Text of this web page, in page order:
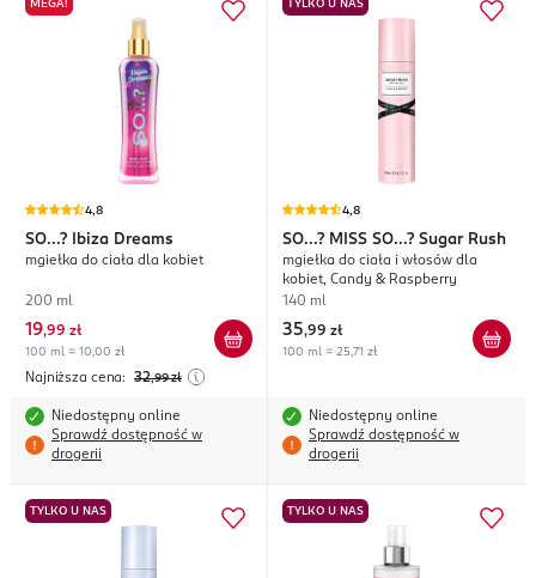
MEGA!
4,8
SO...? Ibiza Dreams
mgiełka do ciała dla kobiet
200 ml
19,99 zł
100 ml = 10,00 zł
Najniższa cena: 32,99 zł
Niedostępny online
Sprawdź dostępność w
drogerii
TYLKO U NAS
4,8
SO...? MISS SO...? Sugar Rush
mgiełka do ciała i włosów dla
kobiet, Candy & Raspberry
140 ml
35,99 zł
100 ml = 25,71 zł
Niedostępny online
Sprawdź dostępność w
drogerii
TYLKO U NAS TYLKO U NAS